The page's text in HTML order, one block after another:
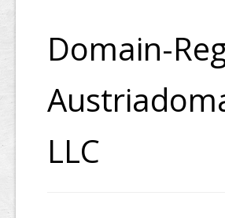
Domain-
LLC